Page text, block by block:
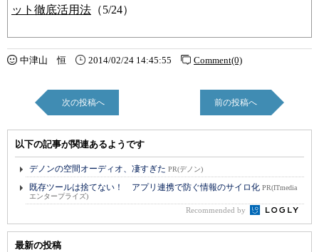
ット徹底活用法 （5/24）
中津山 恒 2014/02/24 14:45:55 Comment(0)
次の投稿へ 前の投稿へ
以下の記事が関連あるようです
デノンの空間オーディオ、凄すぎた PR(デノン)
既存ツールは捨てない！ アプリ連携で防ぐ情報のサイロ化 PR(ITmedia
エンタープライズ)
Recommended by
最新の投稿